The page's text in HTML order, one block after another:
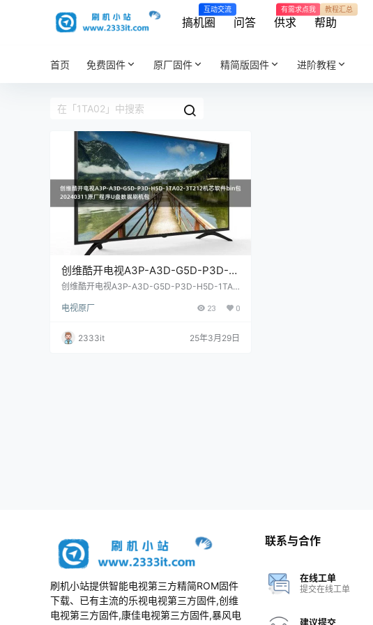
搞机圈
互动交流
问答 供求
有需求点我
帮助
教程汇总
首页 免费固件 原厂固件 精简版固件 进阶教程
创维酷开电视A3P-A3D-G5D-P3D-
H5D-1TA02-3T212机芯软件bin包
创维酷开电视A3P-A3D-G5D-P3D-H5D-1TA0
数据刷机包
电视原厂 23 0
2333it 25年3月29日
刷机小站提供智能电视第三方精简ROM固件
下载、已有主流的乐视电视第三方固件,创维
电视第三方固件,康佳电视第三方固件,暴风电
联系与合作
在线工单
提交在线工单
建议提交